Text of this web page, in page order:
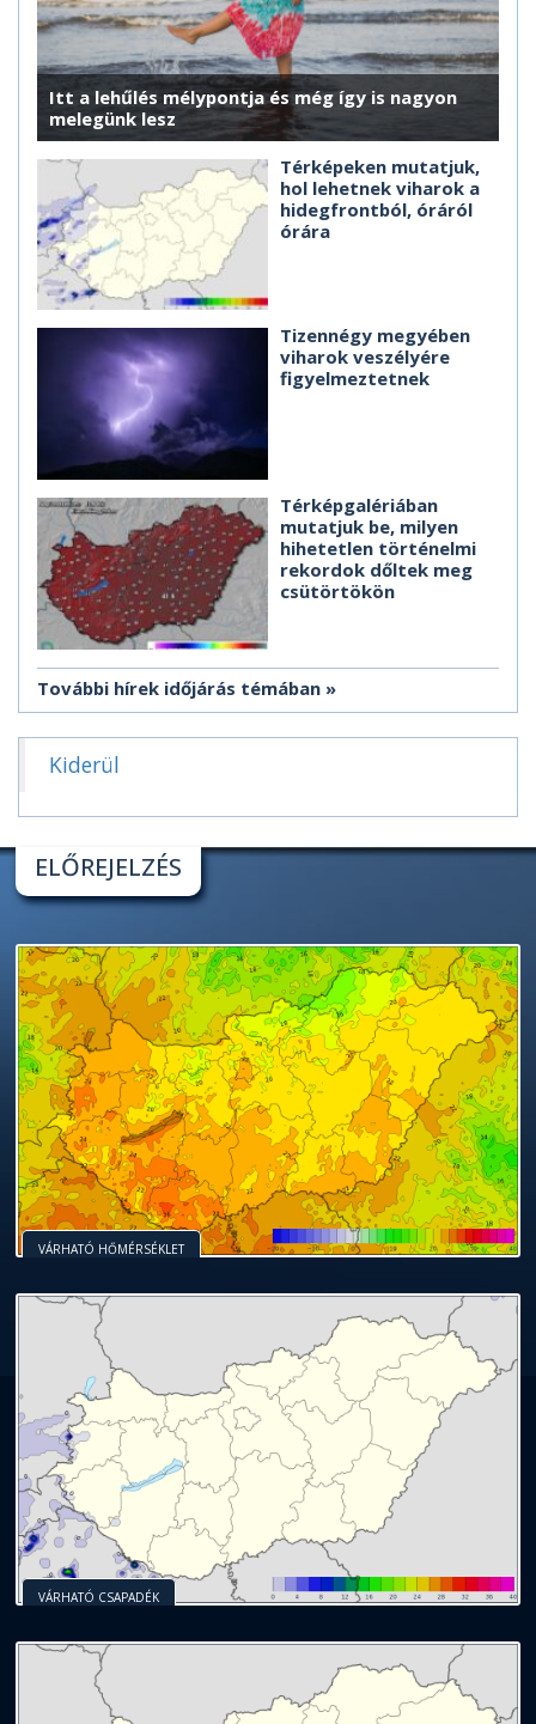
Itt a lehűlés mélypontja és még így is nagyon
melegünk lesz
Térképeken mutatjuk,
hol lehetnek viharok a
hidegfrontból, óráról
órára
Tizennégy megyében
viharok veszélyére
figyelmeztetnek
Térképgalériában
mutatjuk be, milyen
hihetetlen történelmi
rekordok dőltek meg
csütörtökön
További hírek időjárás témában
Kiderül
ELŐREJELZÉS
VÁRHATÓ HŐMÉRSÉKLET
VÁRHATÓ CSAPADÉK